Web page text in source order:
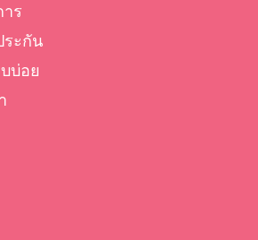
าร
ระกัน
บ่อย